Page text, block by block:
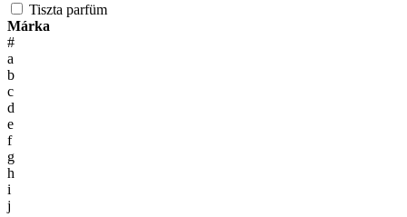
Tiszta parfüm
Márka
#
a
b
c
d
e
f
g
h
i
j